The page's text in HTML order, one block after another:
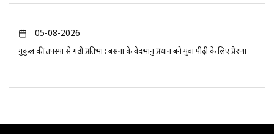
05-08-2026
गुरुकुल की तपस्या से गढ़ी प्रतिभा : बसना के वेदभानु प्रधान बने युवा पीढ़ी के लिए प्रेरणा